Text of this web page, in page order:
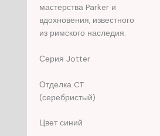
мастерства Parker и
вдохновения, известного
из римского наследия.
Серия Jotter
Отделка CT
(серебристый)
Цвет синий